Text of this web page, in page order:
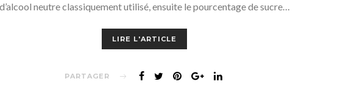
d’alcool neutre classiquement utilisé, ensuite le pourcentage de sucre…
LIRE L'ARTICLE
PARTAGER